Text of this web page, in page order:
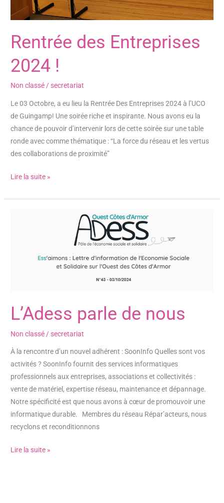
Rentrée des Entreprises
2024 !
Non classé/ secretariat
Le 03 Octobre, a eu lieu la Rentrée Des Entreprises 2024 à l’UCO
de Guingamp! Une soirée riche et inspirante. Nous avons eu la
chance de pouvoir d’intervenir lors de cette soirée sur une table
ronde avec comme thématique : “La force du réseau et les vertus
des collaborations de proximité”
Lire la suite »
L’Adess parle de nous
Non classé / secretariat
À la rencontre d’un nouvel adhérent : SoonInfo Quelles sont vos
activités ? SoonInfo fournit des services informatiques
professionnels aux entreprises, associations et collectivités :
vente de matériel, expertise réseau, maintenance et dépannage.
Notre spécificité est que nous avons à cœur de promouvoir une
informatique durable. Membres du réseau Répar’acteurs, nous
recyclons et reconditionnons
Lire la suite »